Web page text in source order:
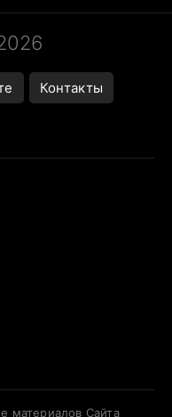
Контакты
материалов Сайта